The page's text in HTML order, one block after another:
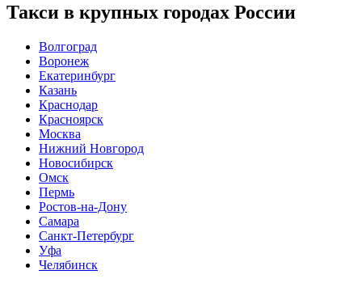
Такси в крупных городах России
Волгоград
Воронеж
Екатеринбург
Казань
Краснодар
Красноярск
Москва
Нижний Новгород
Новосибирск
Омск
Пермь
Ростов-на-Дону
Самара
Санкт-Петербург
Уфа
Челябинск